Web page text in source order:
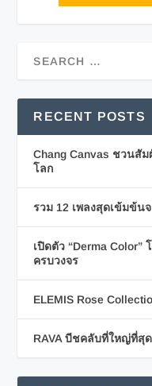
RECENT POSTS
Chang Canvas ชวนสัม
โลก
รวม 12 เพลงสุดเข้มข้น
เปิดตัว “Derma Color”
ครบวงจร
ELEMIS Rose
RAVA บีชคลับที่ใหญ่ที่สุ